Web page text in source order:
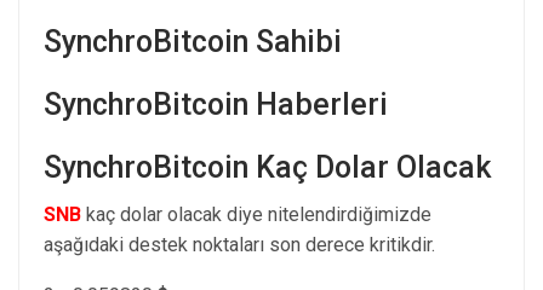
SynchroBitcoin Sahibi
SynchroBitcoin Haberleri
SynchroBitcoin Kaç Dolar Olacak
SNB kaç dolar olacak diye nitelendirdiğimizde
aşağıdaki destek noktaları son derece kritikdir.